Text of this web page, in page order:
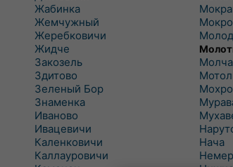
Жабинка
Жемчужный
Жеребковичи
Жидче
Закозель
Здитово
Зеленый Бор
Знаменка
Иваново
Ивацевичи
Каленковичи
Каллауровичи
Мохро
Нача